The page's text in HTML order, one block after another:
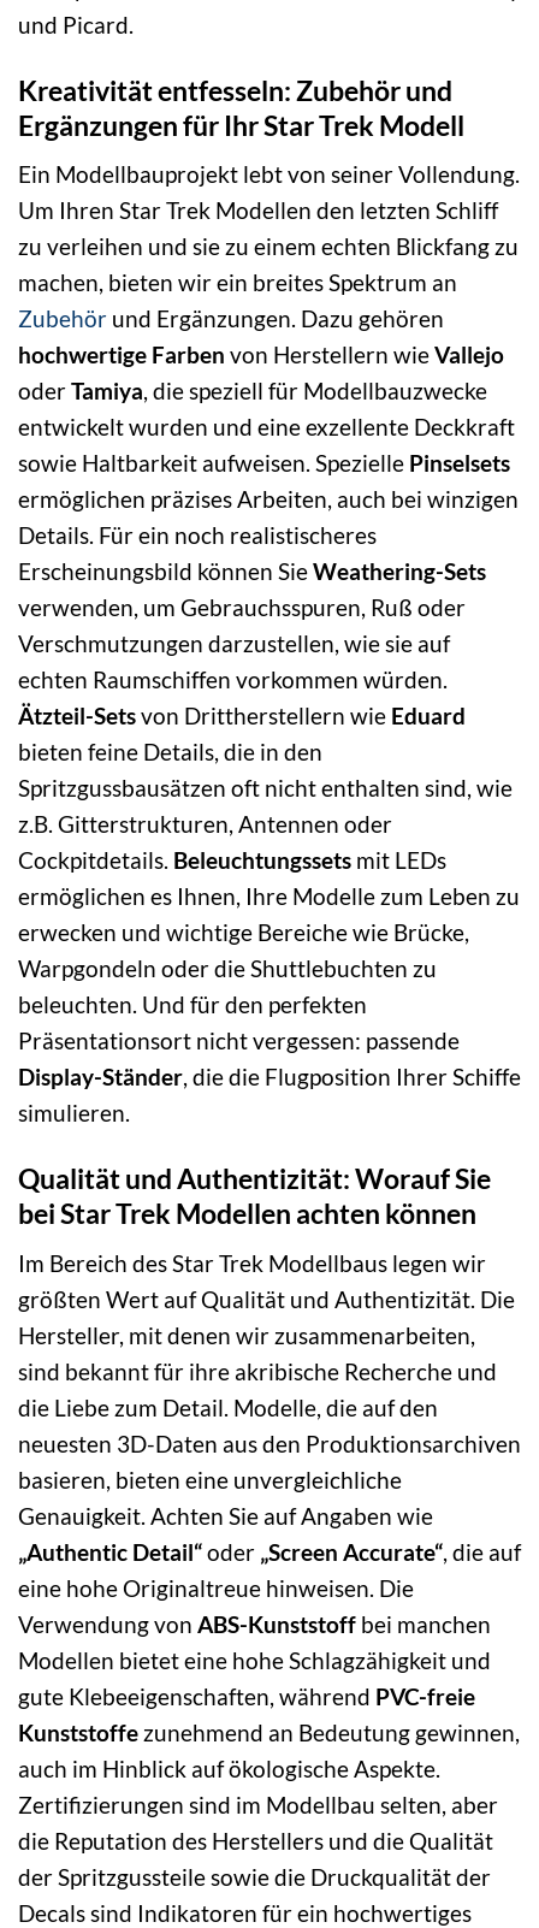
und Picard.
Kreativität entfesseln: Zubehör und
Ergänzungen für Ihr Star Trek Modell
Ein Modellbauprojekt lebt von seiner Vollendung.
Um Ihren Star Trek Modellen den letzten Schliff
zu verleihen und sie zu einem echten Blickfang zu
machen, bieten wir ein breites Spektrum an
Zubehör und Ergänzungen. Dazu gehören
hochwertige Farben von Herstellern wieVallejo
oderTamiya, die speziell für Modellbauzwecke
entwickelt wurden und eine exzellente Deckkraft
sowie Haltbarkeit aufweisen. Spezielle Pinselsets
ermöglichen präzises Arbeiten, auch bei winzigen
Details. Für ein noch realistischeres
Erscheinungsbild können SieWeathering-Sets
verwenden, um Gebrauchsspuren, Ruß oder
Verschmutzungen darzustellen, wie sie auf
echten Raumschiffen vorkommen würden.
Ätzteil-Setsvon Drittherstellern wie Eduard
bieten feine Details, die in den
Spritzgussbausätzen oft nicht enthalten sind, wie
z.B. Gitterstrukturen, Antennen oder
Cockpitdetails. Beleuchtungssets mit LEDs
ermöglichen es Ihnen, Ihre Modelle zum Leben zu
erwecken und wichtige Bereiche wie Brücke,
Warpgondeln oder die Shuttlebuchten zu
beleuchten. Und für den perfekten
Präsentationsort nicht vergessen: passende
Display-Ständer, die die Flugposition Ihrer Schiffe
simulieren.
Qualität und Authentizität: Worauf Sie
bei Star Trek Modellen achten können
Im Bereich des Star Trek Modellbaus legen wir
größten Wert auf Qualität und Authentizität. Die
Hersteller, mit denen wir zusammenarbeiten,
sind bekannt für ihre akribische Recherche und
die Liebe zum Detail. Modelle, die auf den
neuesten 3D-Daten aus den Produktionsarchiven
basieren, bieten eine unvergleichliche
Genauigkeit. Achten Sie auf Angaben wie
„Authentic Detail“oder „Screen Accurate“, die auf
eine hohe Originaltreue hinweisen. Die
Verwendung von ABS-Kunststoff bei manchen
Modellen bietet eine hohe Schlagzähigkeit und
gute Klebeeigenschaften, während PVC-freie
Kunststoffe zunehmend an Bedeutung gewinnen,
auch im Hinblick auf ökologische Aspekte.
Zertifizierungen sind im Modellbau selten, aber
die Reputation des Herstellers und die Qualität
der Spritzgussteile sowie die Druckqualität der
Decals sind Indikatoren für ein hochwertiges